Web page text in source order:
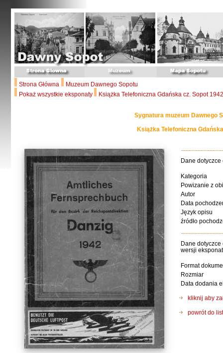
Strona Główna
Muzeum Dawnego Sopotu
Pokaż wszystkie eksponaty
Książka Telefoniczna Gdańska cz. Sopot 1942
Sygnatura muzeum Dawnego
Książka Telefoniczna
Dane dotyczce
Kategoria
Powizanie z
Autor
Data
Język opisu
źródło
Dane
wersji
Format
Rozmiar
Data dodania
kliknij aby
powrót do